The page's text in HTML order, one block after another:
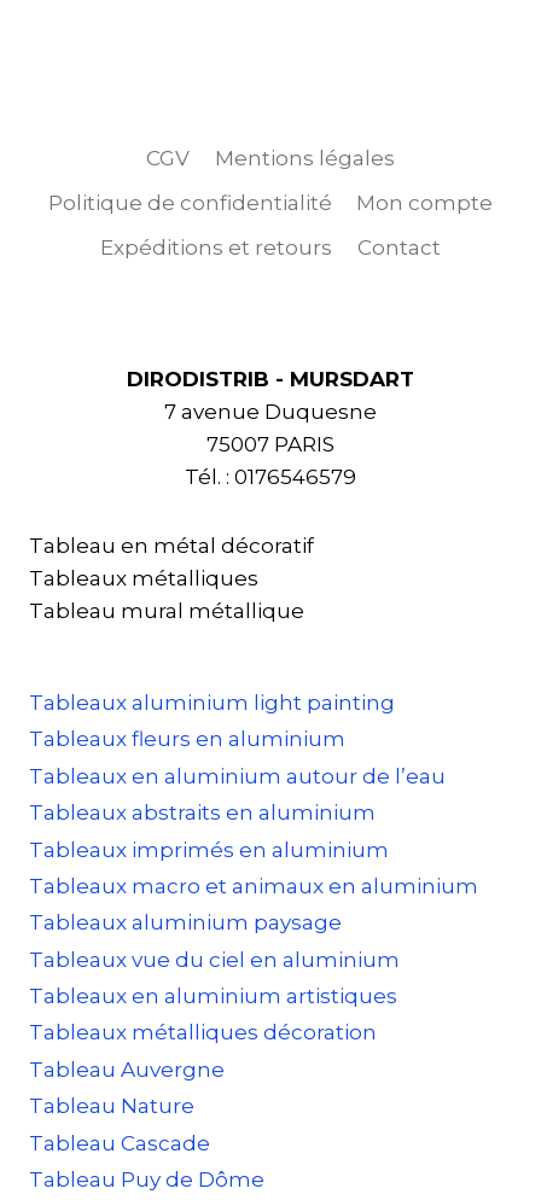
CGV
Mentions légales
Politique de confidentialité
Mon compte
Expéditions et retours
Contact
DIRODISTRIB - MURSDART
7 avenue Duquesne
75007 PARIS
Tél. : 0176546579
Tableau en métal décoratif
Tableaux métalliques
Tableau mural métallique
Tableaux aluminium light painting
Tableaux fleurs en aluminium
Tableaux en aluminium autour de l’eau
Tableaux abstraits en aluminium
Tableaux imprimés en aluminium
Tableaux macro et animaux en aluminium
Tableaux aluminium paysage
Tableaux vue du ciel en aluminium
Tableaux en aluminium artistiques
Tableaux métalliques décoration
Tableau Auvergne
Tableau Nature
Tableau Cascade
Tableau Puy de Dôme